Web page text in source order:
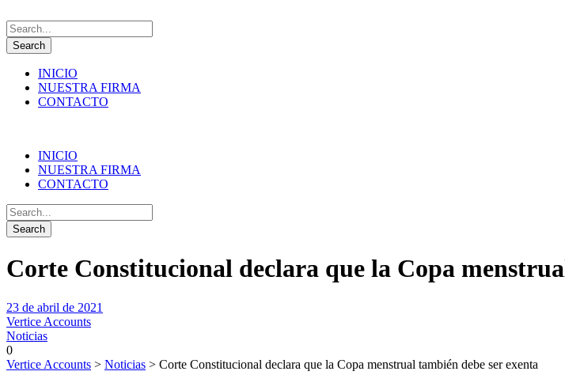
INICIO
NUESTRA FIRMA
CONTACTO
INICIO
NUESTRA FIRMA
CONTACTO
Corte Constitucional declara que la Copa
23 de abril de 2021
Vertice Accounts
Noticias
0
Vertice Accounts > Noticias > Corte Constitucional declara que la Copa menstrual también debe ser exenta